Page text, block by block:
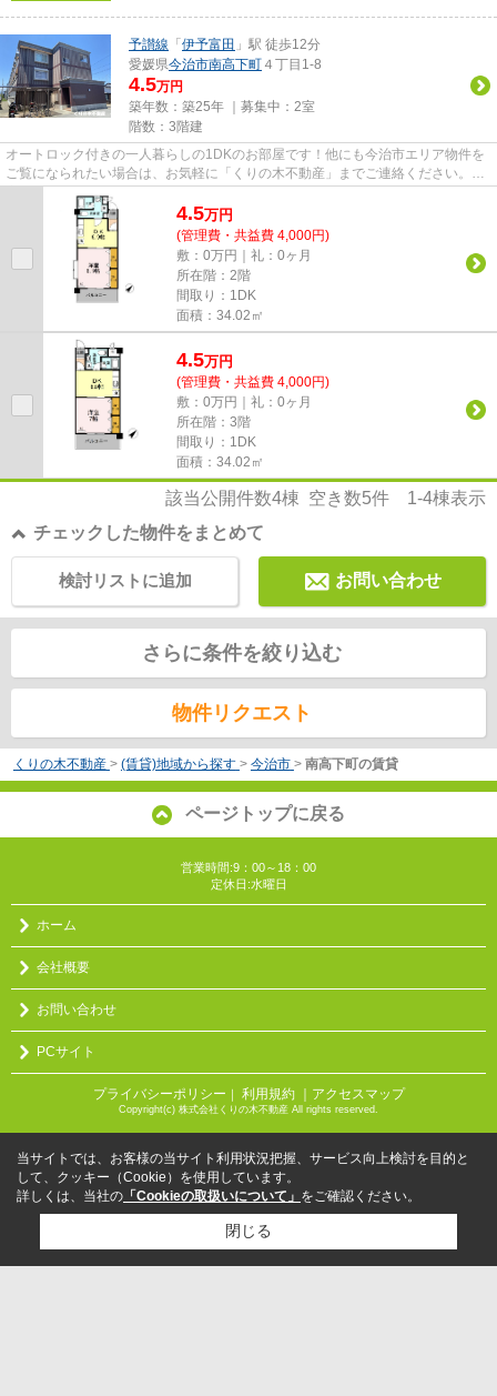
予讃線 「 伊予富田 」駅 徒歩12分
愛媛県今治市南高下町 ４丁目1-8
4.5万円
築年数：築25年 ｜募集中： 2室
階数：3階建
オートロック付きの一人暮らしの1DKのお部屋です！他にも今治市エリア物件を
ご覧になられたい場合は、お気軽に「くりの木不動産」までご連絡ください。お
客様のニーズに合わせて物件を...
4.5万円
(管理費・共益費 4,000円)
敷：0万円｜礼：0ヶ月
所在階：2階
間取り：1DK
面積：34.02㎡
4.5万円
(管理費・共益費 4,000円)
敷：0万円｜礼：0ヶ月
所在階：3階
間取り：1DK
面積：34.02㎡
該当公開件数4棟 空き数5件 1-4棟表示
チェックした物件をまとめて
お問い合わせ
検討リストに追加
さらに条件を絞り込む
物件リクエスト
くりの木不動産 > (賃貸)地域から探す > 今治市 > 南高下町の賃貸
ページトップに戻る
営業時間:9：00～18：00
定休日:水曜日
ホーム
会社概要
お問い合わせ
PCサイト
プライバシーポリシー ｜ 利用規約 ｜アクセスマップ
Copyright(c) 株式会社くりの木不動産 All rights reserved.
当サイトでは、お客様の当サイト利用状況把握、サービス向上検討を目的と
して、クッキー（Cookie）を使用しています。
詳しくは、当社の 「Cookieの取扱いについて」 をご確認ください。
閉じる